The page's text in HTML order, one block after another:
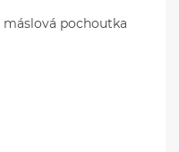
máslová pochoutka